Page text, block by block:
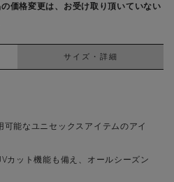
価格変更は、お受け取り頂いていない
サイズ・詳細
可能なユニセックスアイテムのアイ
カット機能も備え、オールシーズン